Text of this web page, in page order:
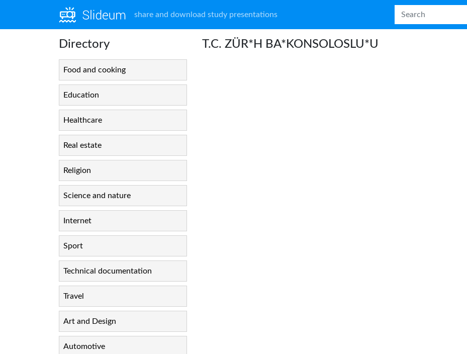
share and download study presentations
Directory
Food and cooking
Education
Healthcare
Real estate
Religion
Science and nature
Internet
Sport
Technical documentation
Travel
Art and Design
Automotive
T.C. ZÜR*H BA*KONSOLOSLU*U